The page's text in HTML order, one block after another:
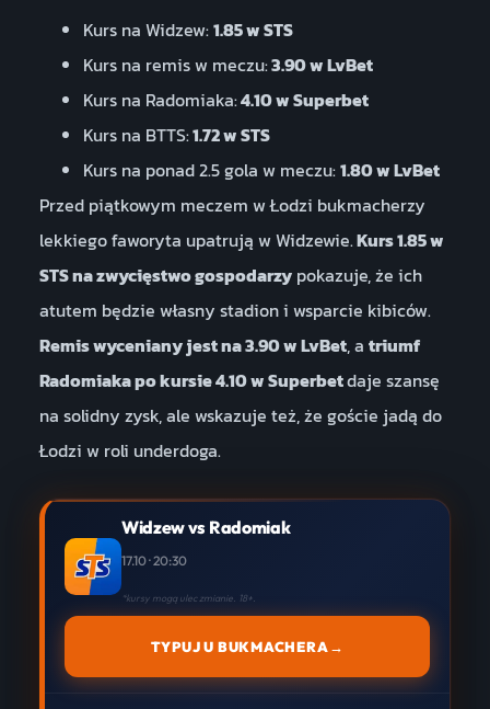
Kurs na Widzew:1.85 w STS
Kurs na remis w meczu:3.90 w LvBet
Kurs na Radomiaka:4.10 w Superbet
Kurs na BTTS:1.72 w STS
Kurs na ponad 2.5 gola w meczu:1.80 w LvBet
Przed piątkowym meczem w Łodzi bukmacherzy
lekkiego faworyta upatrują w Widzewie.Kurs 1.85 w
STS na zwycięstwo gospodarzypokazuje, że ich
atutem będzie własny stadion i wsparcie kibiców.
Remis wyceniany jest na 3.90 w LvBet, a triumf
Radomiaka po kursie 4.10 w Superbetdaje szansę
na solidny zysk, ale wskazuje też, że goście jadą do
Łodzi w roli underdoga.
Widzew vs Radomiak
17.10 · 20:30
*kursy mogą ulec zmianie. 18+.
TYPUJ U BUKMACHERA→